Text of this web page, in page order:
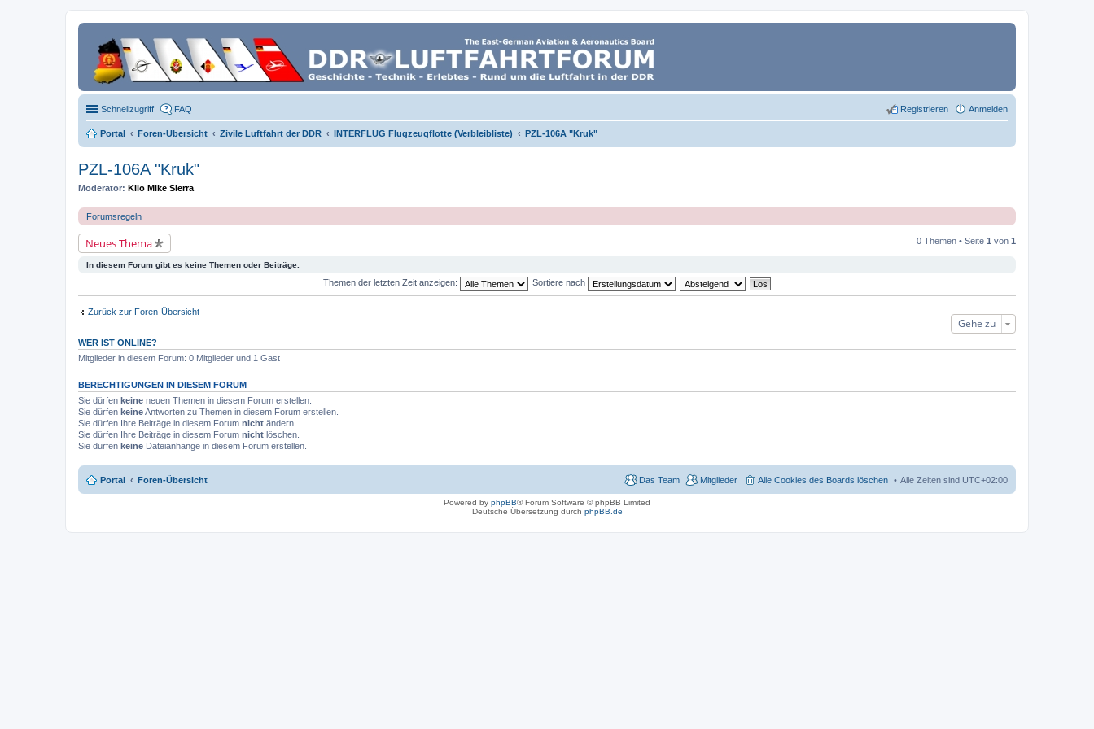
Schnellzugriff FAQ Anmelden
Registrieren
Portal Foren-Übersicht Zivile Luftfahrt der DDR INTERFLUG Flugzeugflotte (Verbleibliste) PZL-106A "Kruk"
PZL-106A "Kruk"
Moderator: Kilo Mike Sierra
Forumsregeln
Neues Thema 0 Themen • Seite 1 von 1
In diesem Forum gibt es keine Themen oder Beiträge.
Themen der letzten Zeit anzeigen: Sortiere nach
Zurück zur Foren-Übersicht
Gehe zu
WER IST ONLINE?
Mitglieder in diesem Forum: 0 Mitglieder und 1 Gast
BERECHTIGUNGEN IN DIESEM FORUM
Sie dürfen keine neuen Themen in diesem Forum erstellen.
Sie dürfen keineAntworten zu Themen in diesem Forum erstellen.
Sie dürfen Ihre Beiträge in diesem Forum nicht ändern.
Sie dürfen Ihre Beiträge in diesem Forum nicht löschen.
Sie dürfen keine Dateianhänge in diesem Forum erstellen.
Portal Foren-Übersicht Alle Zeiten sind UTC+02:00
Alle Cookies des Boards löschen
Mitglieder
Das Team
Powered by phpBB® Forum Software © phpBB Limited
Deutsche Übersetzung durch phpBB.de